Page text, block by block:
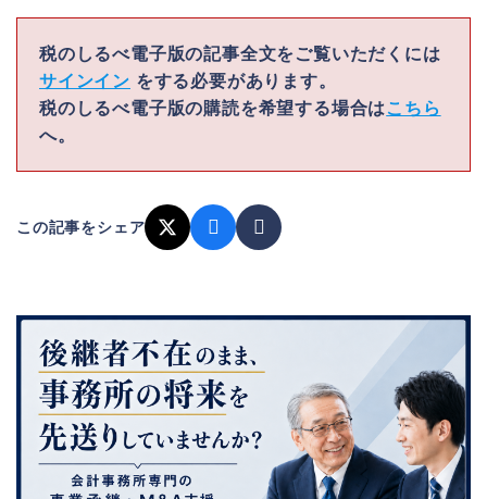
税のしるべ電子版の記事全文をご覧いただくには
サインイン をする必要があります。
税のしるべ電子版の購読を希望する場合は こちら
へ。
この記事をシェア